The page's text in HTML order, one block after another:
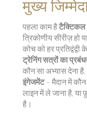
मुख्य
पहला काम हैटैक्टिकल
त्रिकोणीय सीरीज़ हो
कोच को हर
ट्रेनिंग सत्रों का
कौन सा अभ्यास देना है,
इंगेजमेंट– मैदान में
लाइन में ले जाना है,
है।